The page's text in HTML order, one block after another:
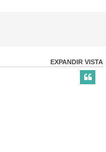
EXPANDIR VISTA